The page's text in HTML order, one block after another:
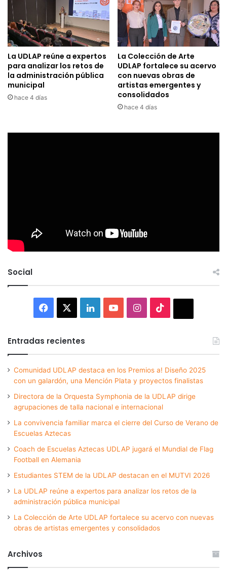
La UDLAP reúne a expertos
para analizar los retos de
la administración pública
municipal
hace 4 días
La Colección de Arte
UDLAP fortalece su acervo
con nuevas obras de
artistas emergentes y
consolidados
hace 4 días
Social
Facebook LinkedInYouTubeInstagram
Entradas recientes
Comunidad UDLAP destaca en los Premios a! Diseño 2025
con un galardón, una Mención Plata y proyectos finalistas
Directora de la Orquesta Symphonia de la UDLAP dirige
agrupaciones de talla nacional e internacional
La convivencia familiar marca el cierre del Curso de Verano de
Escuelas Aztecas
Coach de Escuelas Aztecas UDLAP jugará el Mundial de Flag
Football en Alemania
Estudiantes STEM de la UDLAP destacan en el MUTVI 2026
La UDLAP reúne a expertos para analizar los retos de la
administración pública municipal
La Colección de Arte UDLAP fortalece su acervo con nuevas
obras de artistas emergentes y consolidados
Archivos